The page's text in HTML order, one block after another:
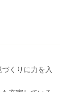
くりに力を入